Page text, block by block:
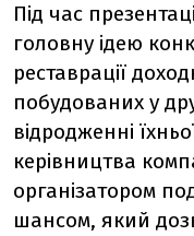
Під час
головну ідею
реставрації
побудованих у
відродженні
керівництва
організатором
шансом, який